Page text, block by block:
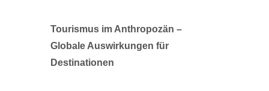
Tourismus im Anthropozän –
Globale Auswirkungen für
Destinationen